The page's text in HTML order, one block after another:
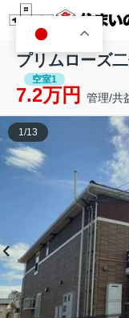
プリムローズ
空室1
7.2万円 管理/共
1/13